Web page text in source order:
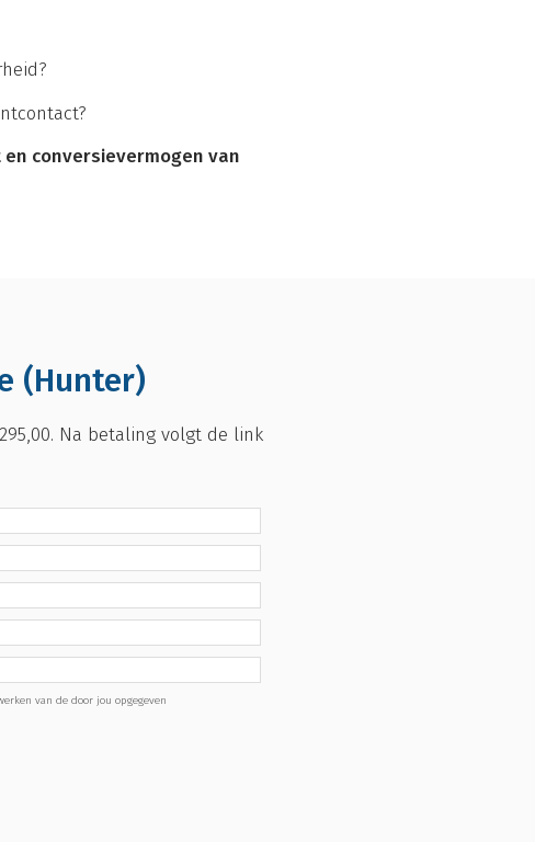
conversievermogen van
(Hunter)
Na betaling volgt de link
van de door jou opgegeven